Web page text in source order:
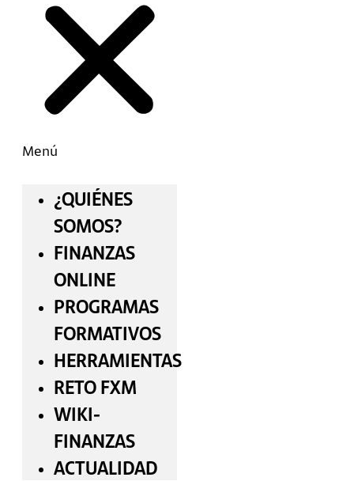
Menú
¿QUIÉNES
SOMOS?
FINANZAS
ONLINE
PROGRAMAS
FORMATIVOS
HERRAMIENTAS
RETO FXM
WIKI-
FINANZAS
ACTUALIDAD